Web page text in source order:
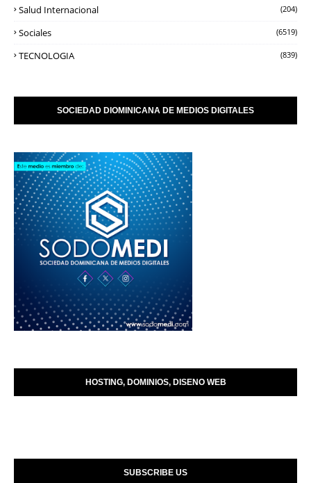
Salud Internacional (204)
Sociales (6519)
TECNOLOGIA (839)
SOCIEDAD DIOMINICANA DE MEDIOS DIGITALES
HOSTING, DOMINIOS, DISENO WEB
SUBSCRIBE US